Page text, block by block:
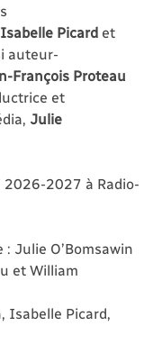
Isabelle Picard et
auteur-
François Proteau
et
Julie
2027 à Radio-
Julie O’Bomsawin
et William
Isabelle Picard,